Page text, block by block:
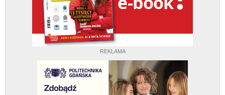
REKLAMA